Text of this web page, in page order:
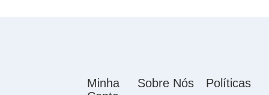
Minha
Sobre Nós Políticas